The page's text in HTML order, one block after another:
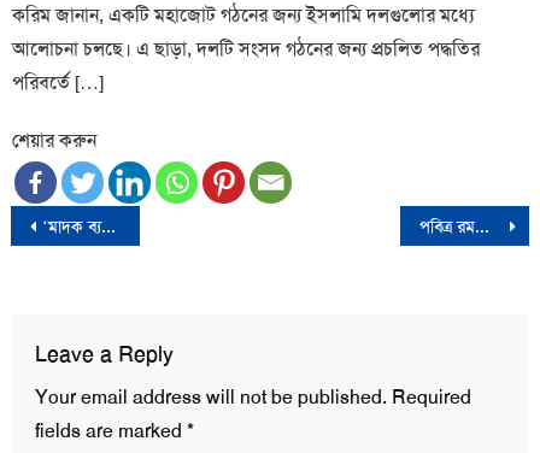
করিম জানান, একটি মহাজোট গঠনের জন্য ইসলামি দলগুলোর মধ্যে
আলোচনা চলছে। এ ছাড়া, দলটি সংসদ গঠনের জন্য প্রচলিত পদ্ধতির
পরিবর্তে […]
শেয়ার করুন
Post
‘মাদক ব্যবসায়ী’র ছুরিকাঘাতে আহত পুলিশ পবিত্র রমজান মাস উপলক্ষ্যে ১০ হাজার পণ্যের দাম কমেছে আরব আমিরাতে
Leave a Reply
Your email address will not be published. Required
fields are marked *